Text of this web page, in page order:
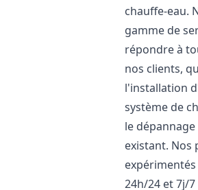
chauffe-eau.
gamme de
répondre à
nos clients,
l'installation
système de
le
existant. Nos
24h/24 et 7j/